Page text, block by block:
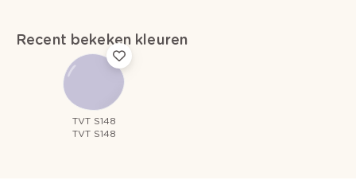
Recent bekeken kleuren
TVT S148
TVT S148